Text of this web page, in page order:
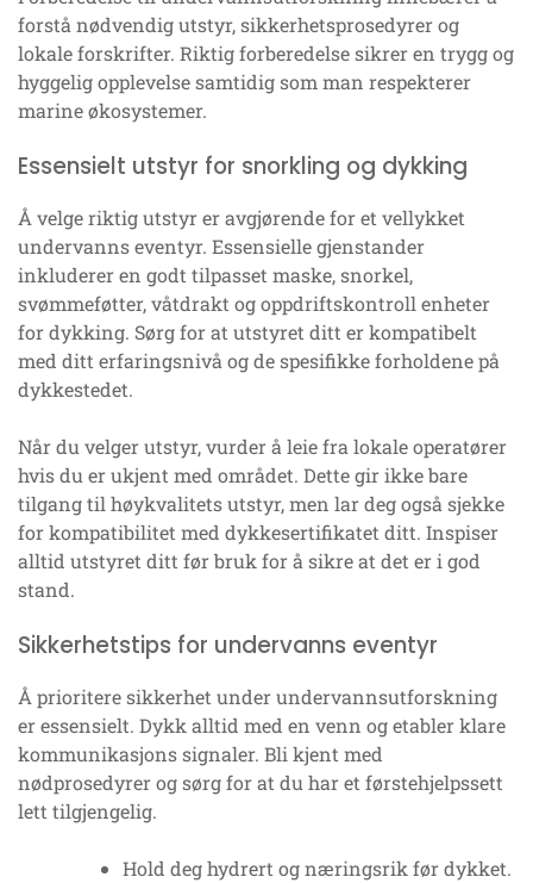
forstå nødvendig utstyr, sikkerhetsprosedyrer og
lokale forskrifter. Riktig forberedelse sikrer en trygg og
hyggelig opplevelse samtidig som man respekterer
marine økosystemer.
Essensielt utstyr for snorkling og dykking
Å velge riktig utstyr er avgjørende for et vellykket
undervanns eventyr. Essensielle gjenstander
inkluderer en godt tilpasset maske, snorkel,
svømmeføtter, våtdrakt og oppdriftskontroll enheter
for dykking. Sørg for at utstyret ditt er kompatibelt
med ditt erfaringsnivå og de spesifikke forholdene på
dykkestedet.
Når du velger utstyr, vurder å leie fra lokale operatører
hvis du er ukjent med området. Dette gir ikke bare
tilgang til høykvalitets utstyr, men lar deg også sjekke
for kompatibilitet med dykkesertifikatet ditt. Inspiser
alltid utstyret ditt før bruk for å sikre at det er i god
stand.
Sikkerhetstips for undervanns eventyr
Å prioritere sikkerhet under undervannsutforskning
er essensielt. Dykk alltid med en venn og etabler klare
kommunikasjons signaler. Bli kjent med
nødprosedyrer og sørg for at du har et førstehjelpssett
lett tilgjengelig.
Hold deg hydrert og næringsrik før dykket.